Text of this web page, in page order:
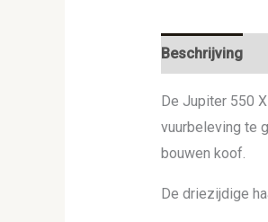
Beschrijving
De Jupiter 550
vuurbeleving te
bouwen koof.
De driezijdige